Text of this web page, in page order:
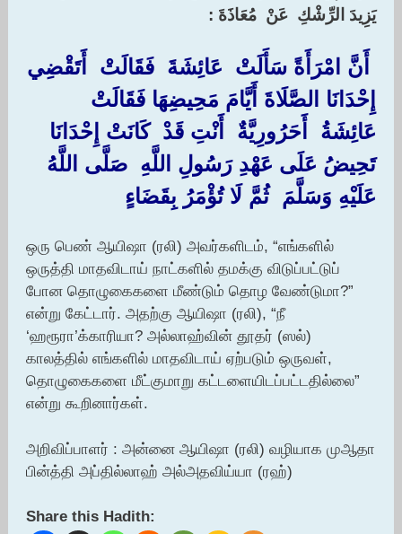
‏يَزِيدَ الرِّشْكِ ‏ ‏عَنْ ‏ ‏مُعَاذَةَ :‏
‏ ‏أَنَّ ‏‏امْرَأَةً سَأَلَتْ ‏ ‏عَائِشَةَ ‏ ‏فَقَالَتْ ‏ ‏أَتَقْضِي
إِحْدَانَا الصَّلَاةَ أَيَّامَ مَحِيضِهَا فَقَالَتْ ‏
‏عَائِشَةُ ‏ ‏أَحَرُورِيَّةٌ ‏ ‏أَنْتِ قَدْ ‏ ‏كَانَتْ إِحْدَانَا
تَحِيضُ عَلَى عَهْدِ رَسُولِ اللَّهِ ‏ ‏صَلَّى اللَّهُ
عَلَيْهِ وَسَلَّمَ ‏ ‏ثُمَّ لَا تُؤْمَرُ بِقَضَاءٍ ‏
ஒரு பெண் ஆயிஷா (ரலி) அவர்களிடம், “எங்களில்
ஒருத்தி மாதவிடாய் நாட்களில் தமக்கு விடுப்பட்டுப்
போன தொழுகைகளை மீண்டும் தொழ வேண்டுமா?”
என்று கேட்டார். அதற்கு ஆயிஷா (ரலி), “நீ
‘ஹரூரா’க்காரியா? அல்லாஹ்வின் தூதர் (ஸல்)
காலத்தில் எங்களில் மாதவிடாய் ஏற்படும் ஒருவள்,
தொழுகைகளை மீட்குமாறு கட்டளையிடப்பட்டதில்லை”
என்று கூறினார்கள்.
அறிவிப்பாளர் : அன்னை ஆயிஷா (ரலி) வழியாக முஆதா
பின்த்தி அப்தில்லாஹ் அல்அதவிய்யா (ரஹ்)
Share this Hadith: